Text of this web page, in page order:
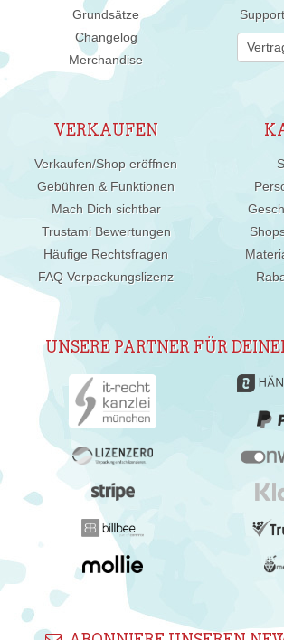
Grundsätze
Changelog
Merchandise
VERKAUFEN
Verkaufen/Shop eröffnen
Gebühren & Funktionen
Mach Dich sichtbar
Trustami Bewertungen
Häufige Rechtsfragen
FAQ Verpackungslizenz
UNSERE PARTNER FÜR